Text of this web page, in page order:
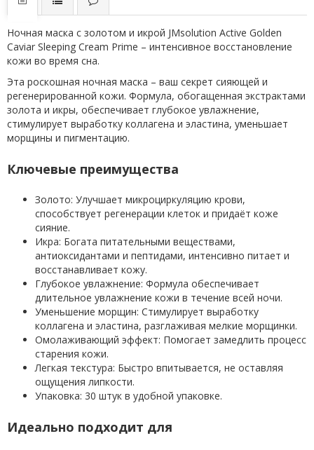
Ночная маска с золотом и икрой JMsolution Active Golden
Caviar Sleeping Cream Prime – интенсивное восстановление
кожи во время сна.
Эта роскошная ночная маска – ваш секрет сияющей и
регенерированной кожи. Формула, обогащенная экстрактами
золота и икры, обеспечивает глубокое увлажнение,
стимулирует выработку коллагена и эластина, уменьшает
морщины и пигментацию.
Ключевые преимущества
Золото: Улучшает микроциркуляцию крови,
способствует регенерации клеток и придаёт коже
сияние.
Икра: Богата питательными веществами,
антиоксидантами и пептидами, интенсивно питает и
восстанавливает кожу.
Глубокое увлажнение: Формула обеспечивает
длительное увлажнение кожи в течение всей ночи.
Уменьшение морщин: Стимулирует выработку
коллагена и эластина, разглаживая мелкие морщинки.
Омолаживающий эффект: Помогает замедлить процесс
старения кожи.
Легкая текстура: Быстро впитывается, не оставляя
ощущения липкости.
Упаковка: 30 штук в удобной упаковке.
Идеально подходит для